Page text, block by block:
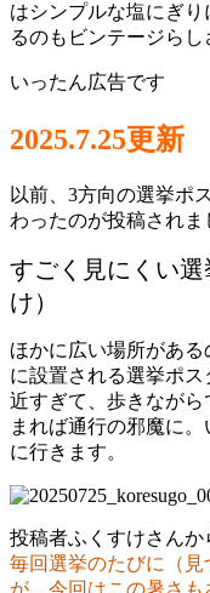
はシンプルな塩にぎ
るのもビンテージらし
いったん広告です
2025.7.25更新
以前、3方向の選挙ポ
わったのが投稿されま
すごく見にくい
け）
ほかに広い場所があ
に設置される選挙ポス
近すぎて、歩きなが
まれば通行の邪魔に
に行きます。
投稿者ふくすけさんか
毎回選挙のたびに（